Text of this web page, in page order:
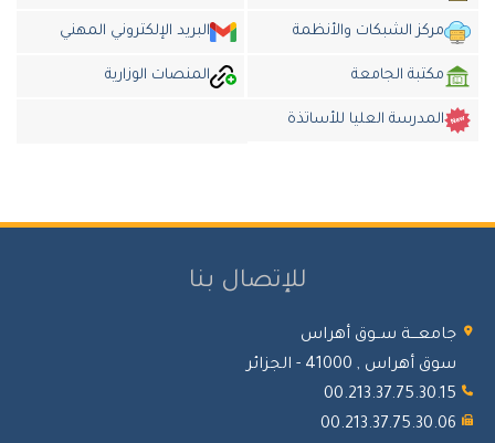
مركز الشبكات والأنظمة البريد الإلكتروني المهني
مكتبة الجامعة المنصات الوزارية
المدرسة العليا للأساتذة
للإتصال بنا
ســوق أهراس
أهراس , 41000 - الجزائر